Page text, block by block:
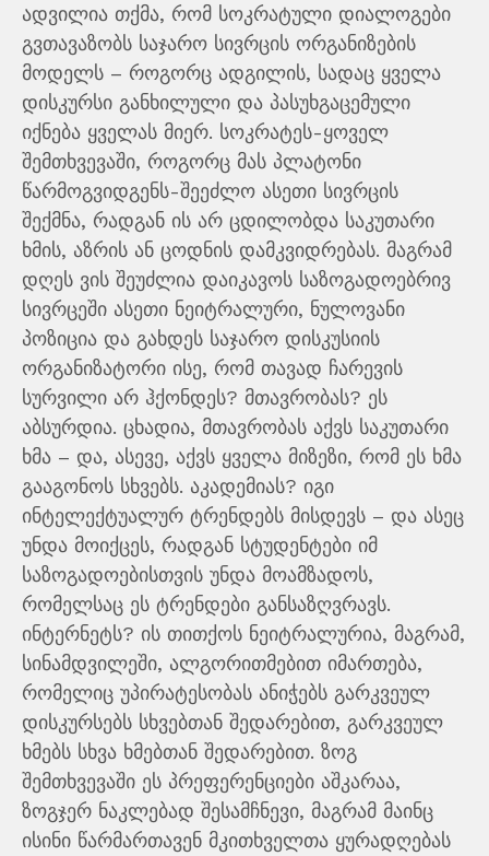
ადვილია თქმა, რომ სოკრატული დიალოგები
გვთავაზობს საჯარო სივრცის ორგანიზების
მოდელს – როგორც ადგილის, სადაც ყველა
დისკურსი განხილული და პასუხგაცემული
იქნება ყველას მიერ. სოკრატეს-ყოველ
შემთხვევაში, როგორც მას პლატონი
წარმოგვიდგენს-შეეძლო ასეთი სივრცის
შექმნა, რადგან ის არ ცდილობდა საკუთარი
ხმის, აზრის ან ცოდნის დამკვიდრებას. მაგრამ
დღეს ვის შეუძლია დაიკავოს საზოგადოებრივ
სივრცეში ასეთი ნეიტრალური, ნულოვანი
პოზიცია და გახდეს საჯარო დისკუსიის
ორგანიზატორი ისე, რომ თავად ჩარევის
სურვილი არ ჰქონდეს? მთავრობას? ეს
აბსურდია. ცხადია, მთავრობას აქვს საკუთარი
ხმა – და, ასევე, აქვს ყველა მიზეზი, რომ ეს ხმა
გააგონოს სხვებს. აკადემიას? იგი
ინტელექტუალურ ტრენდებს მისდევს – და ასეც
უნდა მოიქცეს, რადგან სტუდენტები იმ
საზოგადოებისთვის უნდა მოამზადოს,
რომელსაც ეს ტრენდები განსაზღვრავს.
ინტერნეტს? ის თითქოს ნეიტრალურია, მაგრამ,
სინამდვილეში, ალგორითმებით იმართება,
რომელიც უპირატესობას ანიჭებს გარკვეულ
დისკურსებს სხვებთან შედარებით, გარკვეულ
ხმებს სხვა ხმებთან შედარებით. ზოგ
შემთხვევაში ეს პრეფერენციები აშკარაა,
ზოგჯერ ნაკლებად შესამჩნევი, მაგრამ მაინც
ისინი წარმართავენ მკითხველთა ყურადღებას